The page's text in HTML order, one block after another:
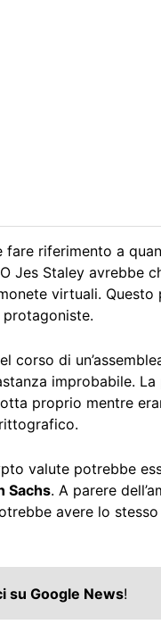
fare riferimento a
Jes Staley avrebbe
virtuali.
corso di
improbabile.
proprio mentre
valute potrebbe
Sachs. A parere
avere lo
su Google News!